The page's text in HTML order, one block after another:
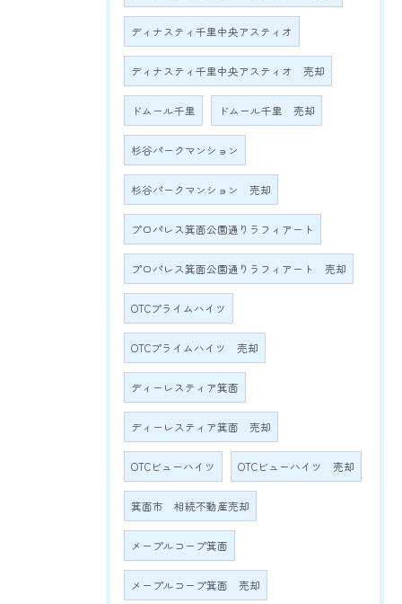
ディナスティ千里中央アスティオ
ディナスティ千里中央アスティオ 売却
ドムール千里 ドムール千里 売却
杉谷パークマンション
杉谷パークマンション 売却
プロパレス箕面公園通りラフィアート
プロパレス箕面公園通りラフィアート 売却
OTCプライムハイツ
OTCプライムハイツ 売却
ディーレスティア箕面
ディーレスティア箕面 売却
OTCビューハイツ OTCビューハイツ 売却
箕面市 相続不動産売却
メープルコープ箕面
メープルコープ箕面 売却